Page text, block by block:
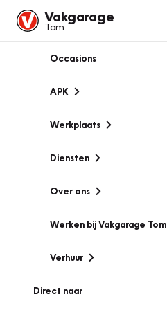
Vakgarage
Tom
Occasions
APK
Werkplaats
Diensten
Over ons
Werken bij Vakgarage Tom
Verhuur
Direct naar